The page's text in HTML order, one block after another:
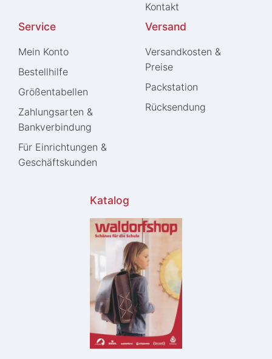
Kontakt
Service
Mein Konto
Bestellhilfe
Größentabellen
Zahlungsarten &
Bankverbindung
Für Einrichtungen &
Geschäftskunden
Versand
Versandkosten &
Preise
Packstation
Rücksendung
Katalog